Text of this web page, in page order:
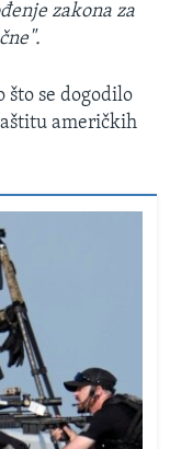
zakona za
što se dogodilo
američkih